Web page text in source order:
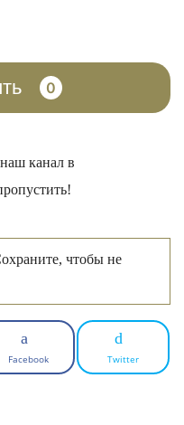
0
канал в
чтобы не
Facebook Twitter